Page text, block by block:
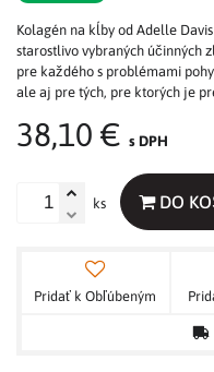
Kolagén na kĺby od Adelle
starostlivo vybraných účinných
pre každého s problémami
ale aj pre tých, pre ktorých je
38,10 € s DPH
ks DO
Pridať k Obľúbeným